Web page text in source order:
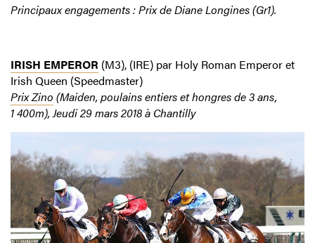
Principaux engagements : Prix de Diane Longines (Gr1).
IRISH EMPEROR (M3), (IRE) par Holy Roman Emperor et
Irish Queen (Speedmaster)
Prix Zino (Maiden, poulains entiers et hongres de 3 ans,
1 400m), Jeudi 29 mars 2018 à Chantilly